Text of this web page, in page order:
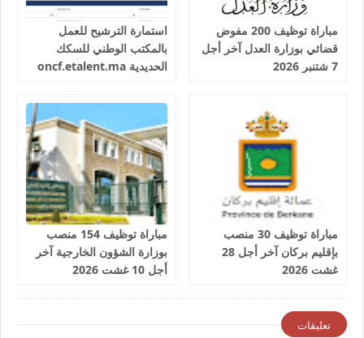
مباراة توظيف 200 مفوض
قضائي بوزارة العدل آخر أجل
7 شتنبر 2026
استمارة الترشيح للعمل
بالمكتب الوطني للسكك
الحديدية oncf.etalent.ma
مباراة توظيف 30 منصب
بإقليم بركان آخر أجل 28
غشت 2026
مباراة توظيف 154 منصب
بوزارة الشؤون الخارجية آخر
أجل 10 غشت 2026
تعليقات